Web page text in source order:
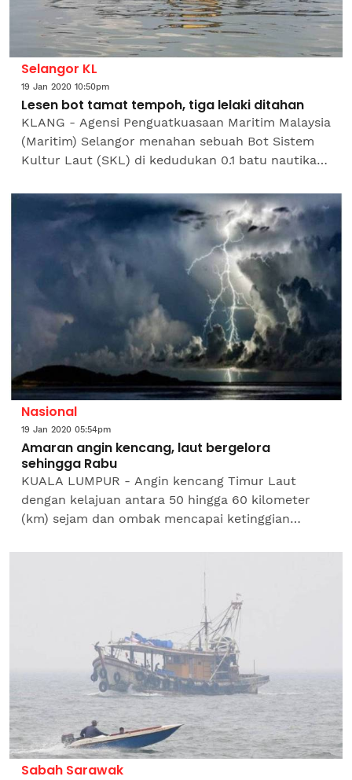
Selangor KL
19 Jan 2020 10:50pm
Lesen bot tamat tempoh, tiga lelaki ditahan
KLANG - Agensi Penguatkuasaan Maritim Malaysia
(Maritim) Selangor menahan sebuah Bot Sistem
Kultur Laut (SKL) di kedudukan 0.1 batu nautika
Maritim...
Nasional
19 Jan 2020 05:54pm
Amaran angin kencang, laut bergelora
sehingga Rabu
KUALA LUMPUR - Angin kencang Timur Laut
dengan kelajuan antara 50 hingga 60 kilometer
(km) sejam dan ombak mencapai ketinggian
perairan Condore bermula esok...
Sabah Sarawak